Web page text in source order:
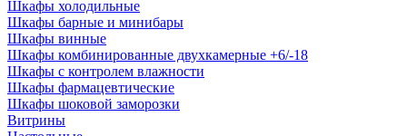
Шкафы холодильные
Шкафы барные и минибары
Шкафы винные
Шкафы комбинированные двухкамерные +6/-18
Шкафы с контролем влажности
Шкафы фармацевтические
Шкафы шоковой заморозки
Витрины